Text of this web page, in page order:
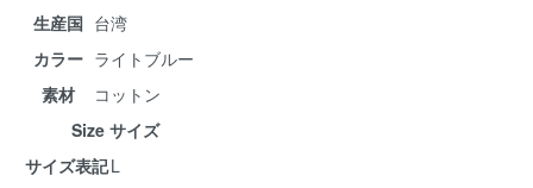
生産国 台湾
カラー ライトブルー
素材
コットン
Size サイズ
サイズ表記L